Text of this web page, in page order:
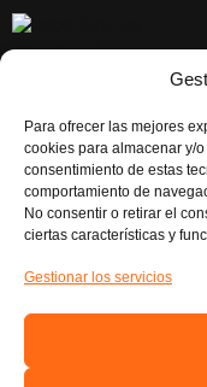
Para ofrecer las mejores
cookies para almacenar y/
consentimiento de estas
comportamiento de
No consentir o retirar el
ciertas características y
Gestionar los servicios
EL BOVALAR,
Valéncia
Atención al
RESERVAS